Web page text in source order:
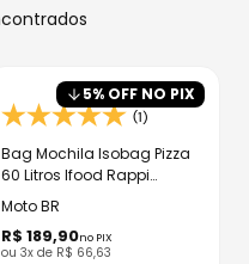
5% OFF NO PIX
(1)
Bag Mochila Isobag Pizza
60 Litros Ifood Rappi
Motoboy - Moto BR
Moto BR
R$ 189,90no PIX
ou 3x de R$ 66,63